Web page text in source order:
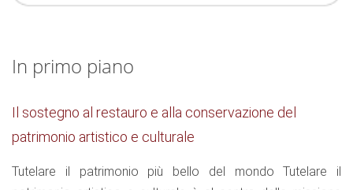
In primo piano
Il sostegno al restauro e alla conservazione del
patrimonio artistico e culturale
Tutelare il patrimonio più bello del mondo Tutelare il